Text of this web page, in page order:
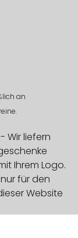
an
Wir liefern
Ihrem Logo.
für den
Website